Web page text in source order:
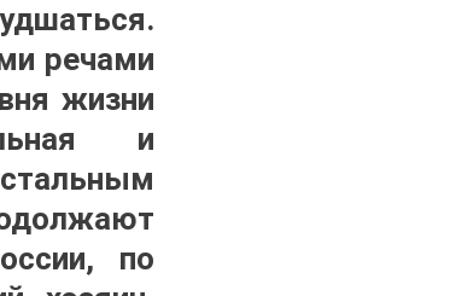
речами
жизни
и
по